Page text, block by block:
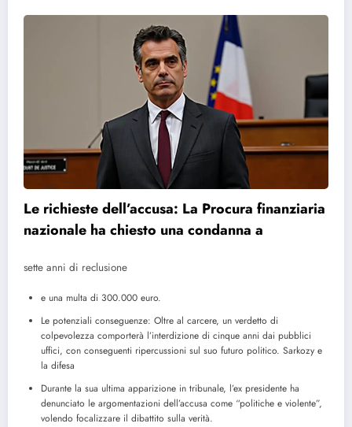
Le richieste dell’accusa: La Procura finanziaria
nazionale ha chiesto una condanna a
sette anni di reclusione
e una multa di 300.000 euro.
Le potenziali conseguenze: Oltre al carcere, un verdetto di
colpevolezza comporterà l’interdizione di cinque anni dai pubblici
uffici, con conseguenti ripercussioni sul suo futuro politico. Sarkozy e
la difesa
Durante la sua ultima apparizione in tribunale, l’ex presidente ha
denunciato le argomentazioni dell’accusa come “politiche e violente”,
volendo focalizzare il dibattito sulla verità.